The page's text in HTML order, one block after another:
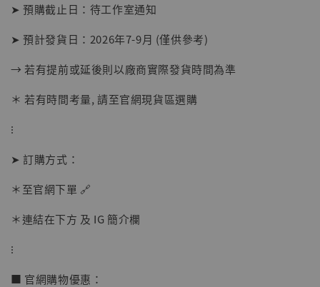
【店內現貨】海賊王 系列蒐藏雕像 布魯克達
NT$ 1,870
➤ 預購截止日：待工作室通知
➤ 預計發貨日：2026年7-9月 (僅供參考)
→ 若有提前或延後則以廠商實際發貨時間為準
＊ 若有時間考量, 請至官網現貨區選購
⁝
➤ 訂購方式：
＊至官網下單 🔗
＊連結在下方 及 IG 簡介欄
⁝
■ 官網購物優惠：